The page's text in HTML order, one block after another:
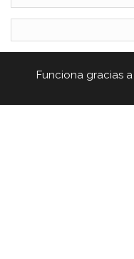
Funciona gracias a